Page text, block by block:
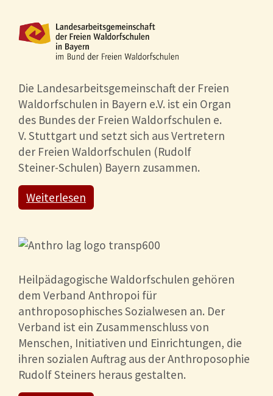
Die Landesarbeitsgemeinschaft der Freien
Waldorfschulen in Bayern e.V. ist ein Organ
des Bundes der Freien Waldorfschulen e.
V. Stuttgart und setzt sich aus Vertretern
der Freien Waldorfschulen (Rudolf
Steiner-Schulen) Bayern zusammen.
Weiterlesen
Heilpädagogische Waldorfschulen gehören
dem Verband Anthropoi für
anthroposophisches Sozialwesen an. Der
Verband ist ein Zusammenschluss von
Menschen, Initiativen und Einrichtungen, die
ihren sozialen Auftrag aus der Anthroposophie
Rudolf Steiners heraus gestalten.